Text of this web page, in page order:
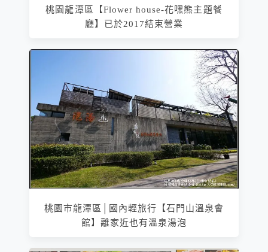
桃園龍潭區【Flower house-花嘿熊主題餐
廳】已於2017結束營業
桃園市龍潭區│國內輕旅行【石門山溫泉會
館】離家近也有溫泉湯泡